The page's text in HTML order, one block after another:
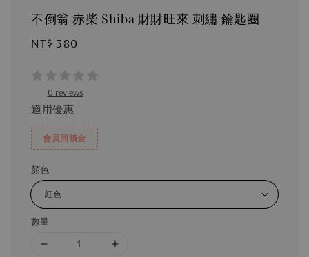
不倒翁 赤柴 Shiba 財財旺來 刺繡 鑰匙圈
Regular
NT$ 380
0 reviews
適用優惠
會員回饋金
顏色
數量